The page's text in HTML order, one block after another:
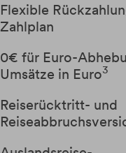
Flexible
Zahlplan
0€ für Euro-
Umsätze in Euro3
Reiserücktritt- und